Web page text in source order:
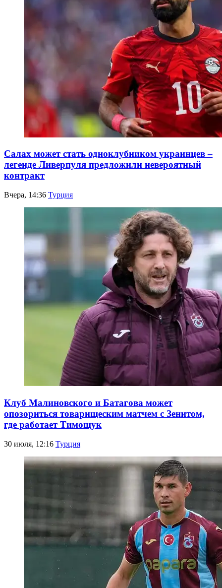
Салах может стать одноклубником украинцев –
легенде Ливерпуля предложили невероятный
контракт
Вчера, 14:36 Турция
Клуб Малиновского и Батагова может
опозориться товарищеским матчем с Зенитом,
где работает Тимощук
30 июля, 12:16 Турция